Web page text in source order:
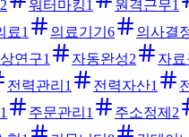
2 워터마킹1 원격근무1
료1 의료기기 6 의사결
연구1 자동완성2 자
전력관리 1 전력자산1
1 주문관리 1 주소정제 2